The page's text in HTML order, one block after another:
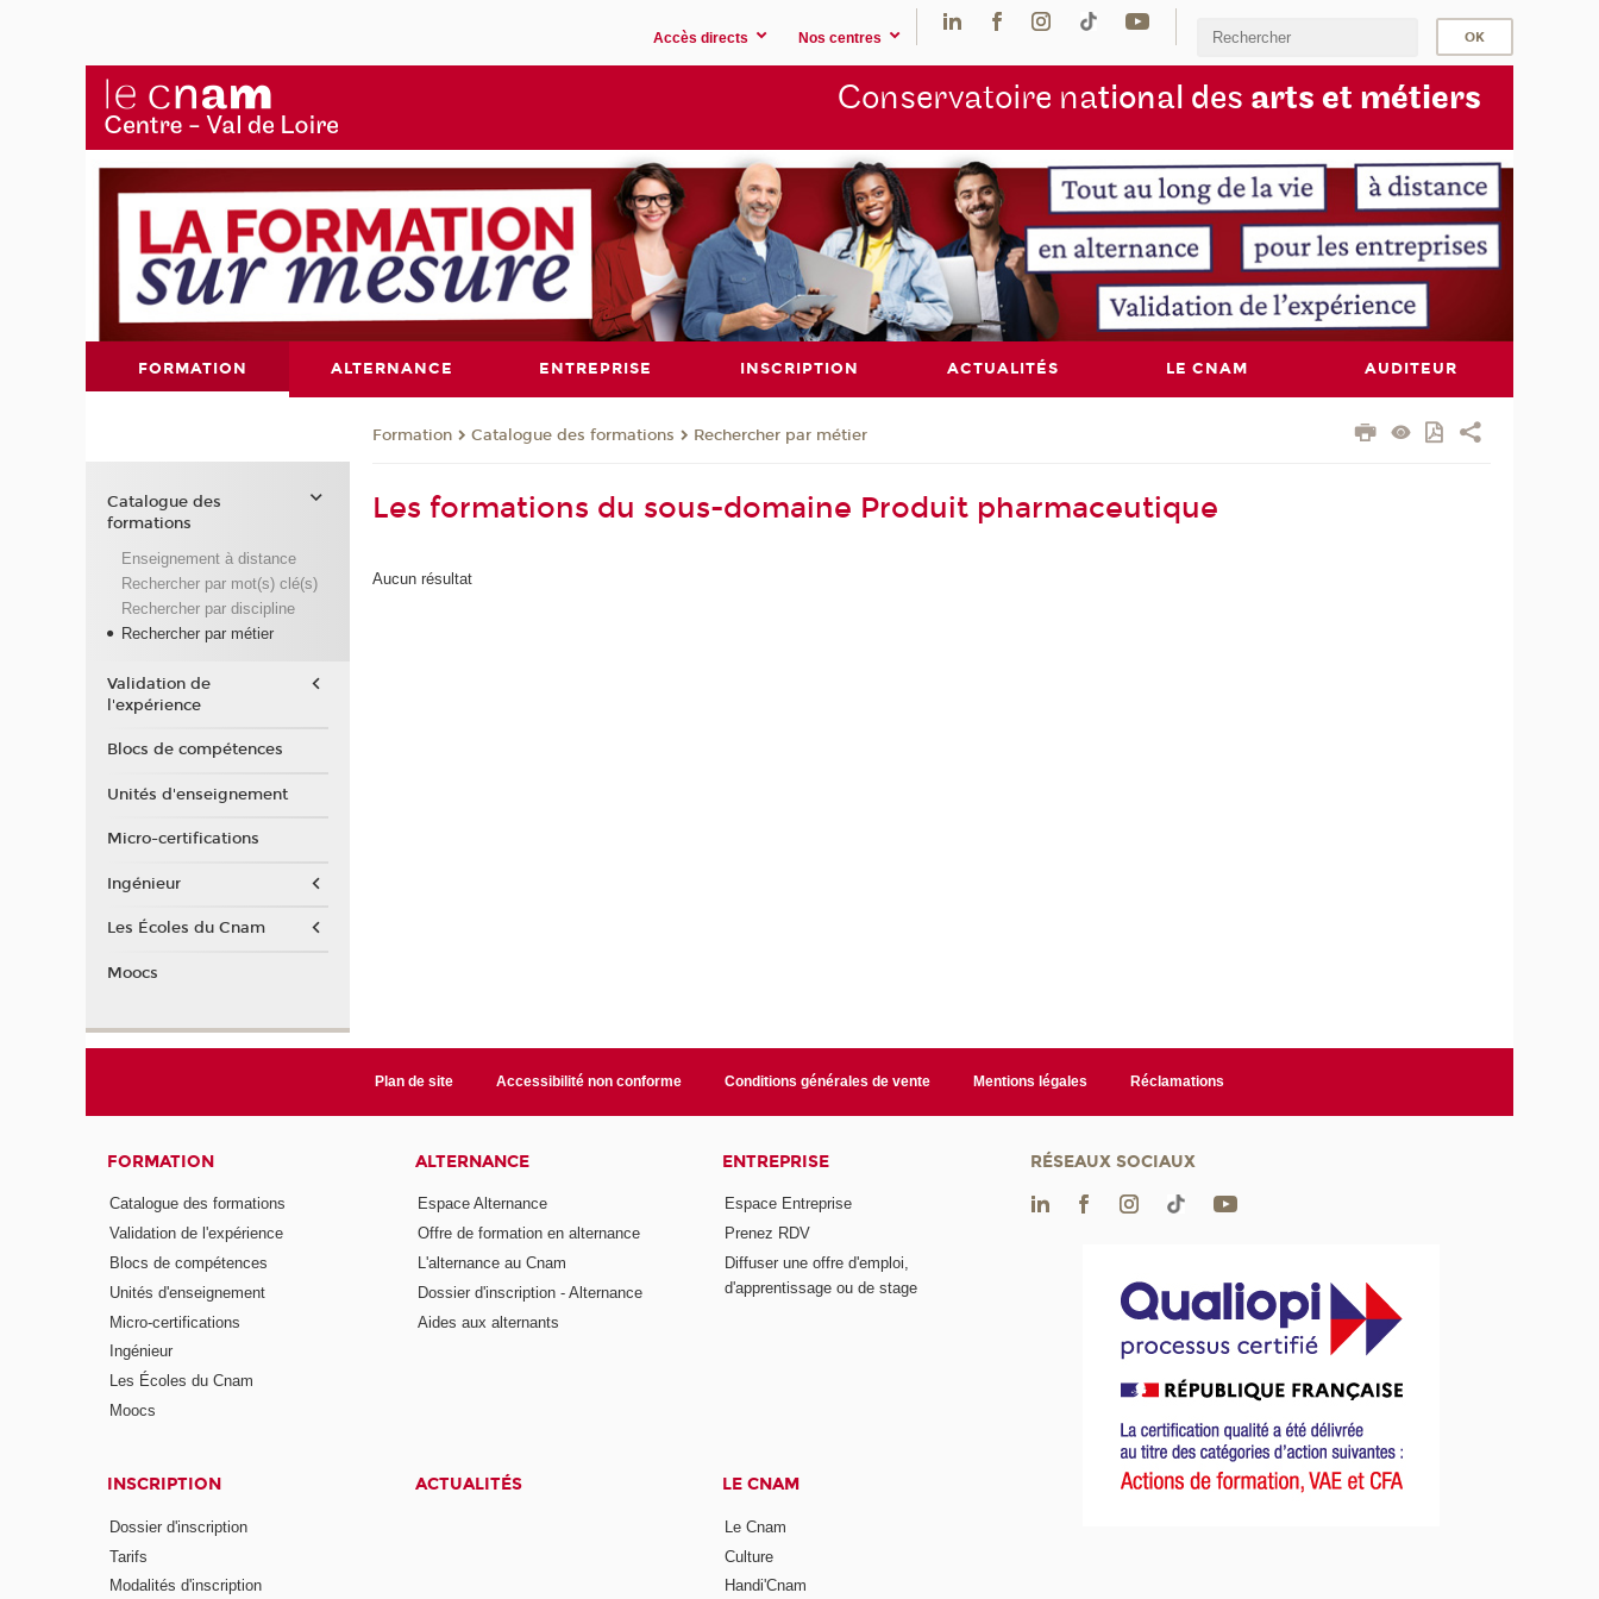
Accès directs Nos centres
Conservatoire national des arts et métiers
FORMATION ALTERNANCE ENTREPRISE INSCRIPTION ACTUALITÉS LE CNAM AUDITEUR
Formation Catalogue des formations Rechercher par métier
Les formations du sous-domaine Produit pharmaceutique
Aucun résultat
Catalogue des
formations
Enseignement à distance
Rechercher par mot(s) clé(s)
Rechercher par discipline
Rechercher par métier
Validation de
l'expérience
Blocs de compétences
Unités d'enseignement
Micro-certifications
Ingénieur
Les Écoles du Cnam
Moocs
Plan de site Accessibilité non conforme Conditions générales de vente Mentions légales Réclamations
FORMATION
Catalogue des formations
Validation de l'expérience
Blocs de compétences
Unités d'enseignement
Micro-certifications
Ingénieur
Les Écoles du Cnam
Moocs
ALTERNANCE
Espace Alternance
Offre de formation en alternance
L'alternance au Cnam
Dossier d'inscription - Alternance
Aides aux alternants
ENTREPRISE
Espace Entreprise
Prenez RDV
Diffuser une offre d'emploi,
d'apprentissage ou de stage
INSCRIPTION
Dossier d'inscription
Tarifs
Modalités d'inscription
ACTUALITÉS LE CNAM
Le Cnam
Culture
Handi'Cnam
RÉSEAUX SOCIAUX